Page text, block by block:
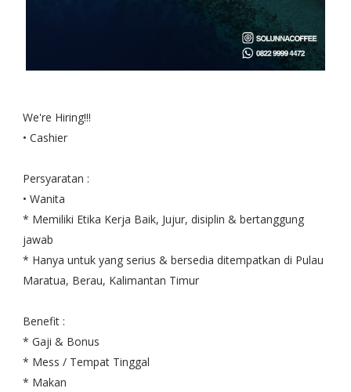
We're Hiring!!!
• Cashier
Persyaratan :
• Wanita
* Memiliki Etika Kerja Baik, Jujur, disiplin & bertanggung
jawab
* Hanya untuk yang serius & bersedia ditempatkan di Pulau
Maratua, Berau, Kalimantan Timur
Benefit :
* Gaji & Bonus
* Mess / Tempat Tinggal
* Makan